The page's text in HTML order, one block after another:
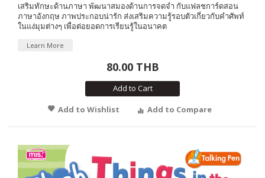
เสริมทักษะด้านภาษา พัฒนาสมองด้านการจดจำ กับแฟลชการ์ดสอน
ภาษาอังกฤษ ภาพประกอบน่ารัก ส่งเสริมความรู้รอบตัวเกี่ยวกับคำศัพท์
ในแง่มุมต่างๆ เพื่อต่อยอดการเรียนรู้ในอนาคต
Learn More
80.00 THB
Add to Cart
Add to Wishlist
Add to Compare